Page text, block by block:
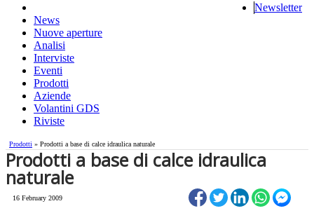
Newsletter
News
Nuove aperture
Analisi
Interviste
Eventi
Prodotti
Aziende
Volantini GDS
Riviste
Prodotti » Prodotti a base di calce idraulica naturale
Prodotti a base di calce idraulica
naturale
16 February 2009